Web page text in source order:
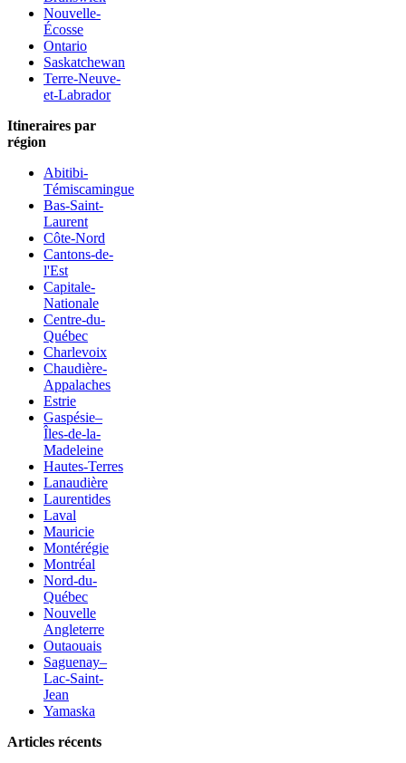
Nouvelle-
Écosse
Ontario
Saskatchewan
Terre-Neuve-
et-Labrador
Itineraires par
région
Abitibi-
Témiscamingue
Bas-Saint-
Laurent
Côte-Nord
Cantons-de-
l'Est
Capitale-
Nationale
Centre-du-
Québec
Charlevoix
Chaudière-
Appalaches
Estrie
Gaspésie–
Îles-de-la-
Madeleine
Hautes-Terres
Lanaudière
Laurentides
Laval
Mauricie
Montérégie
Montréal
Nord-du-
Québec
Nouvelle
Angleterre
Outaouais
Saguenay–
Lac-Saint-
Jean
Yamaska
Articles récents